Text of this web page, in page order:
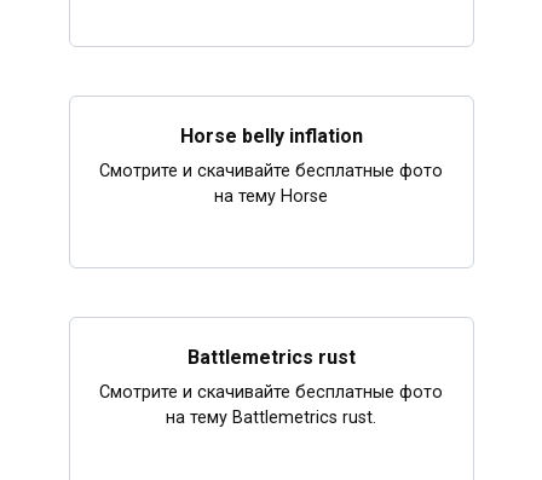
Horse belly inflation
Смотрите и скачивайте бесплатные фото
на тему Horse
Battlemetrics rust
Смотрите и скачивайте бесплатные фото
на тему Battlemetrics rust.